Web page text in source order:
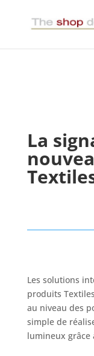
La
Les solutions
produits
au niveau des
simple de
lumineux grâce